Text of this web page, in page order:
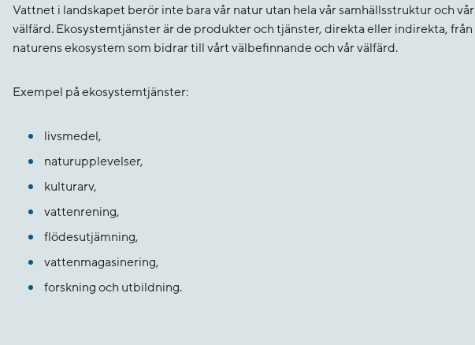
Vattnet i landskapet berör inte bara vår natur utan hela vår samhällsstruktur och vår
välfärd. Ekosystemtjänster är de produkter och tjänster, direkta eller indirekta, från
naturens ekosystem som bidrar till vårt välbefinnande och vår välfärd.
Exempel på ekosystemtjänster:
livsmedel,
naturupplevelser,
kulturarv,
vattenrening,
flödesutjämning,
vattenmagasinering,
forskning och utbildning.